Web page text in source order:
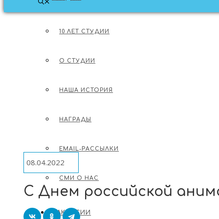
10 ЛЕТ СТУДИИ
О СТУДИИ
НАША ИСТОРИЯ
НАГРАДЫ
EMAIL-РАССЫЛКИ
СМИ О НАС
ВАКАНСИИ
ЛОНГРИДЫ ОБ АНИМАЦИИ
С Днем российской
08.04.2022